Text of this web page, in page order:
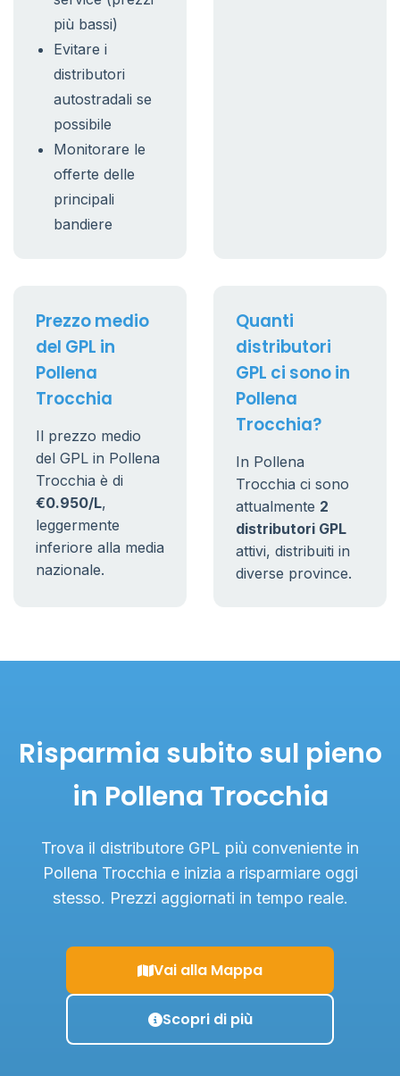
più bassi)
Evitare i
distributori
autostradali se
possibile
Monitorare le
offerte delle
principali
bandiere
Prezzo medio
del GPL in
Pollena
Trocchia
Il prezzo medio
del GPL in Pollena
Trocchia è di
€0.950/L,
leggermente
inferiore alla media
nazionale.
Quanti
distributori
GPL ci sono in
Pollena
Trocchia?
In Pollena
Trocchia ci sono
attualmente 2
distributori GPL
attivi, distribuiti in
diverse province.
Risparmia subito sul pieno
in Pollena Trocchia
Trova il distributore GPL più conveniente in
Pollena Trocchia e inizia a risparmiare oggi
stesso. Prezzi aggiornati in tempo reale.
Vai alla Mappa
Scopri di più